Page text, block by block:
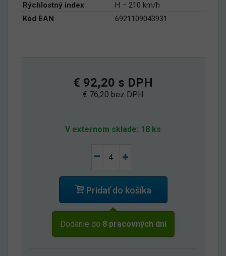
Rýchlostný index
H – 210 km/h
Kód EAN
6921109043931
€ 92,20 s DPH
€ 76,20 bez DPH
V externom sklade: 18 ks
– +
Pridať do košíka
Dodanie do 8 pracovných dní